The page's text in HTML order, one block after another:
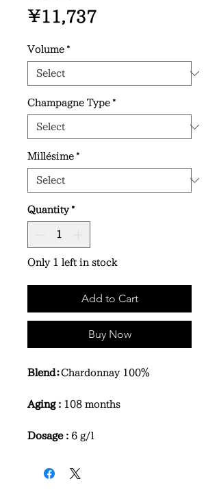
¥11,737Price
Volume *
Champagne Type *
Millésime *
Quantity *
Only 1 left in stock
Add to Cart
Buy Now
Blend：Chardonnay 100％
Aging : 108 months
Dosage : 6 g/l